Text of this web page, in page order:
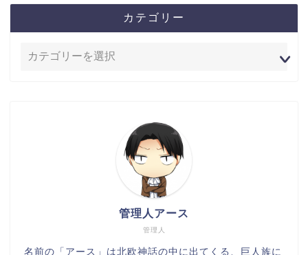
カテゴリー
管理人
管理人アース
名前の「アース」は北欧神話の中に出てくる、巨人族に